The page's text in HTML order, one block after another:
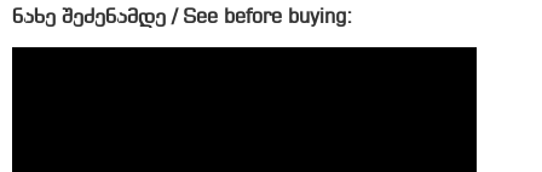
ნახე შეძენამდე / See before buying: